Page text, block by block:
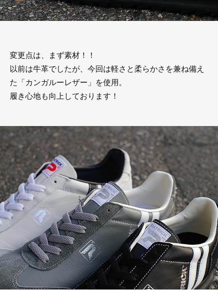
変更点は、まず素材！！
以前は牛革でしたが、今回は軽さと柔らかさを兼ね備え
た「カンガルーレザー」を使用。
履き心地も向上しております！